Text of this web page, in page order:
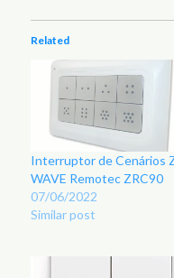
Related
Interruptor de Cenários
WAVE Remotec ZRC90
07/06/2022
Similar post